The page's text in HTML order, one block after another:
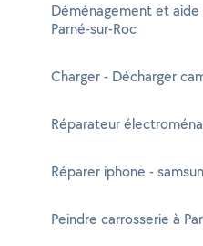
Déménagement et
Parné-sur-Roc
Charger - Décharger
Réparateur
Réparer iphone -
Peindre carrosserie à